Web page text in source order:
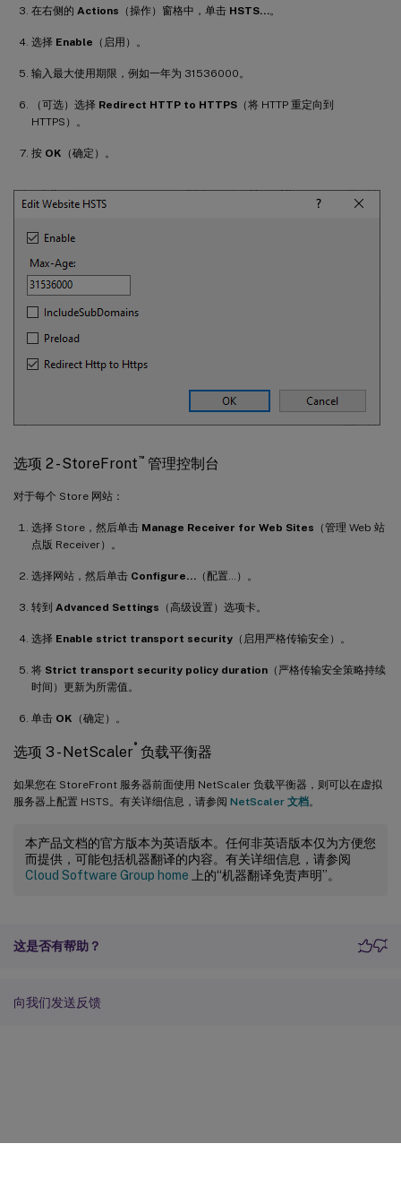
在右侧的 Actions （操作）窗格中，单击 HSTS… 。
选择 Enable （启用）。
输入最大使用期限，例如一年为 31536000。
（可选）选择 Redirect HTTP to HTTPS （将 HTTP 重定向到
HTTPS）。
按 OK （确定）。
选项 2 - StoreFront ™ 管理控制台
对于每个 Store 网站：
选择 Store，然后单击 Manage Receiver for Web Sites （管理 Web 站
点版 Receiver）。
选择网站，然后单击 Configure… （配置…）。
转到 Advanced Settings （高级设置）选项卡。
选择 Enable strict transport security （启用严格传输安全）。
将 Strict transport security policy duration （严格传输安全策略持续
时间）更新为所需值。
单击 OK （确定）。
选项 3 - NetScaler ® 负载平衡器
如果您在 StoreFront 服务器前面使用 NetScaler 负载平衡器，则可以在虚拟
服务器上配置 HSTS。有关详细信息，请参阅 NetScaler 文档。
本产品文档的官方版本为英语版本。任何非英语版本仅为方便您
而提供，可能包括机器翻译的内容。有关详细信息，请参阅
Cloud Software Group home 上的“机器翻译免责声明”。
这是否有帮助？
向我们发送反馈